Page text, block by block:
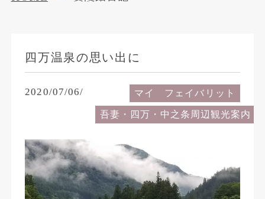
四万温泉の思い出に
2020/07/06/ マイ フェイバリット
吾妻・四万・中之条周辺観光案内